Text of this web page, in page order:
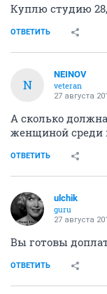
Куплю студию
ОТВЕТИТЬ
N
NEINOV
veteran
27 августа
А сколько
женщиной среди
ОТВЕТИТЬ
ulchik
guru
27 августа
Вы готовы
ОТВЕТИТЬ